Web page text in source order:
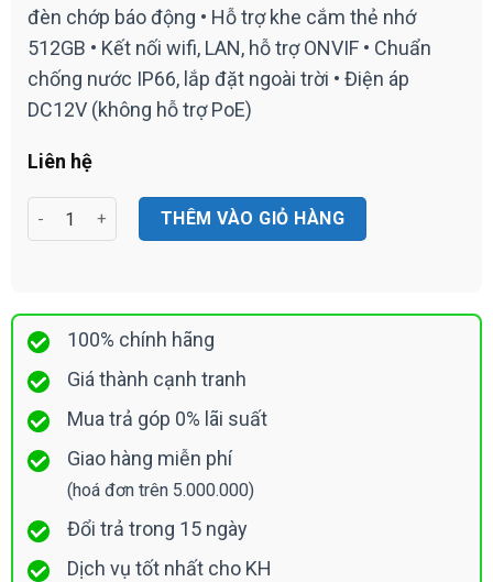
đèn chớp báo động • Hỗ trợ khe cắm thẻ nhớ
512GB • Kết nối wifi, LAN, hỗ trợ ONVIF • Chuẩn
chống nước IP66, lắp đặt ngoài trời • Điện áp
DC12V (không hỗ trợ PoE)
Liên hệ
Camera KBVISION KX-AF5016WPN-AL số lượng
THÊM VÀO GIỎ HÀNG
100% chính hãng
Giá thành cạnh tranh
Mua trả góp 0% lãi suất
Giao hàng miễn phí
(hoá đơn trên 5.000.000)
Đổi trả trong 15 ngày
Dịch vụ tốt nhất cho KH